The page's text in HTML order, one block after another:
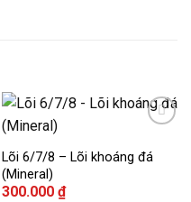
Lõi 6/7/8 – Lõi khoáng đá
(Mineral)
300.000 ₫